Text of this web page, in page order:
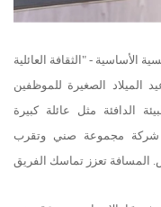
الميلاد الصغيرة للموظفين
الدافئة مثل عائلة كبيرة
شركة مجموعة صني وتقرب